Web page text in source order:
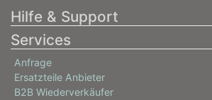
Hilfe & Support
Services
Anfrage
Ersatzteile Anbieter
B2B Wiederverkäufer